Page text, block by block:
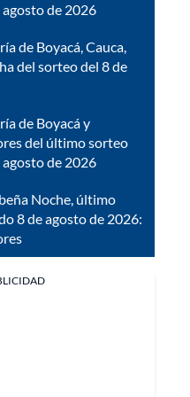
de 2026
de Boyacá, Cauca,
del sorteo del 8 de
de Boyacá y
del último sorteo
de 2026
Noche, último
8 de agosto de 2026: